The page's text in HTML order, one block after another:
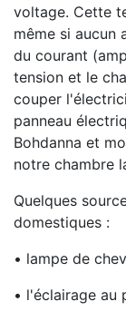
voltage. Cette
même si aucun
du courant
tension et le
couper
panneau
Bohdanna et
notre chambre
Quelques
domestiques :
• lampe de
• l'éclairage au